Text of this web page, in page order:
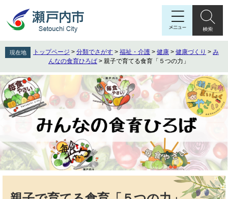
先
頭
す
。
を
飛
し
て
本
文
現在地 トップページ > 分類でさがす > 福祉・介護 > 健康 > 健康づくり > み
んなの食育ひろば > 親子で育てる食育「５つの力」